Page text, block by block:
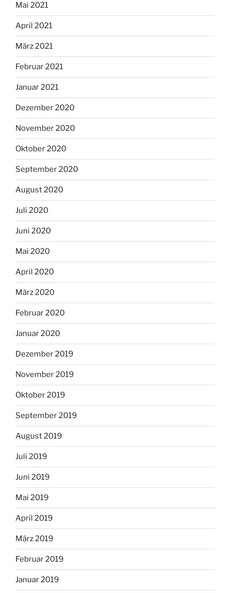
Mai 2021
April 2021
März 2021
Februar 2021
Januar 2021
Dezember 2020
November 2020
Oktober 2020
September 2020
August 2020
Juli 2020
Juni 2020
Mai 2020
April 2020
März 2020
Februar 2020
Januar 2020
Dezember 2019
November 2019
Oktober 2019
September 2019
August 2019
Juli 2019
Juni 2019
Mai 2019
April 2019
März 2019
Februar 2019
Januar 2019